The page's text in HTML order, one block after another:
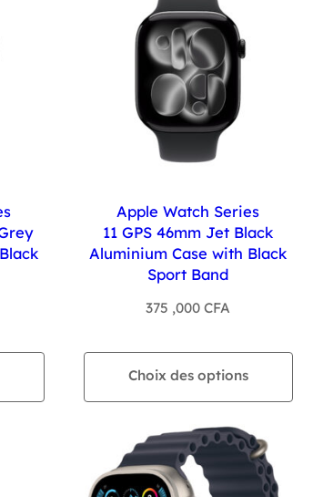
Apple Watch Series
11 GPS 46mm Jet Black
Aluminium Case with Black
Sport Band
375 ,000CFA
Choix des options